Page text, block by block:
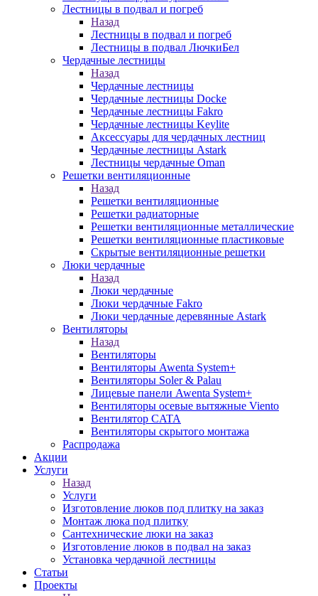
Лестницы в подвал и погреб
Назад
Лестницы в подвал и погреб
Лестницы в подвал ЛючкиБел
Чердачные лестницы
Назад
Чердачные лестницы
Чердачные лестницы Docke
Чердачные лестницы Fakro
Чердачные лестницы Keylite
Аксессуары для чердачных лестниц
Чердачные лестницы Astark
Лестницы чердачные Oman
Решетки вентиляционные
Назад
Решетки вентиляционные
Решетки радиаторные
Решетки вентиляционные металлические
Решетки вентиляционные пластиковые
Скрытые вентиляционные решетки
Люки чердачные
Назад
Люки чердачные
Люки чердачные Fakro
Люки чердачные деревянные Astark
Вентиляторы
Назад
Вентиляторы
Вентиляторы Awenta System+
Вентиляторы Soler & Palau
Лицевые панели Awenta System+
Вентиляторы осевые вытяжные Viento
Вентилятор CATA
Вентиляторы скрытого монтажа
Распродажа
Акции
Услуги
Назад
Услуги
Изготовление люков под плитку на заказ
Монтаж люка под плитку
Сантехнические люки на заказ
Изготовление люков в подвал на заказ
Установка чердачной лестницы
Статьи
Проекты